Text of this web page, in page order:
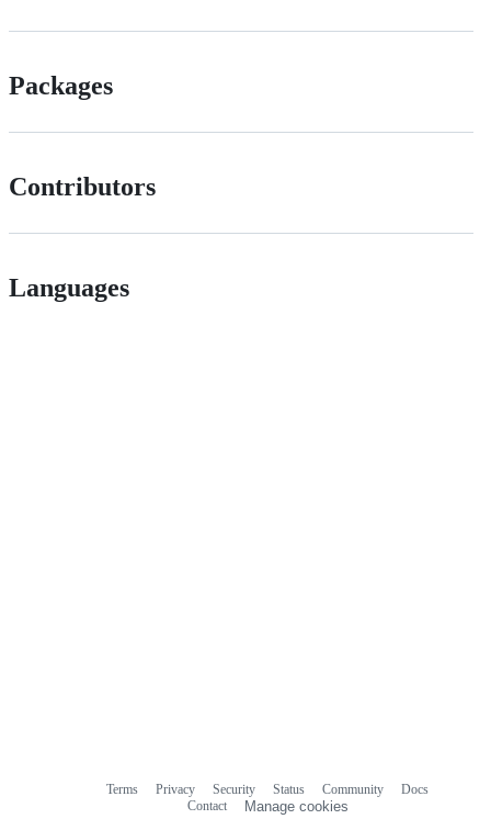
Packages
Contributors
Languages
Terms Privacy Security Status Community
Docs
Contact
Manage cookies